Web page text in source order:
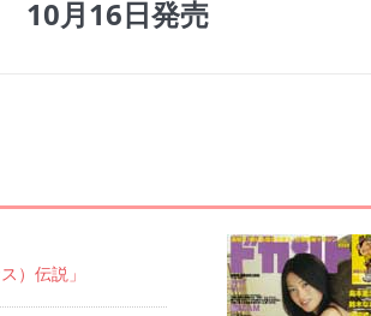
10月16日発売
）伝説」